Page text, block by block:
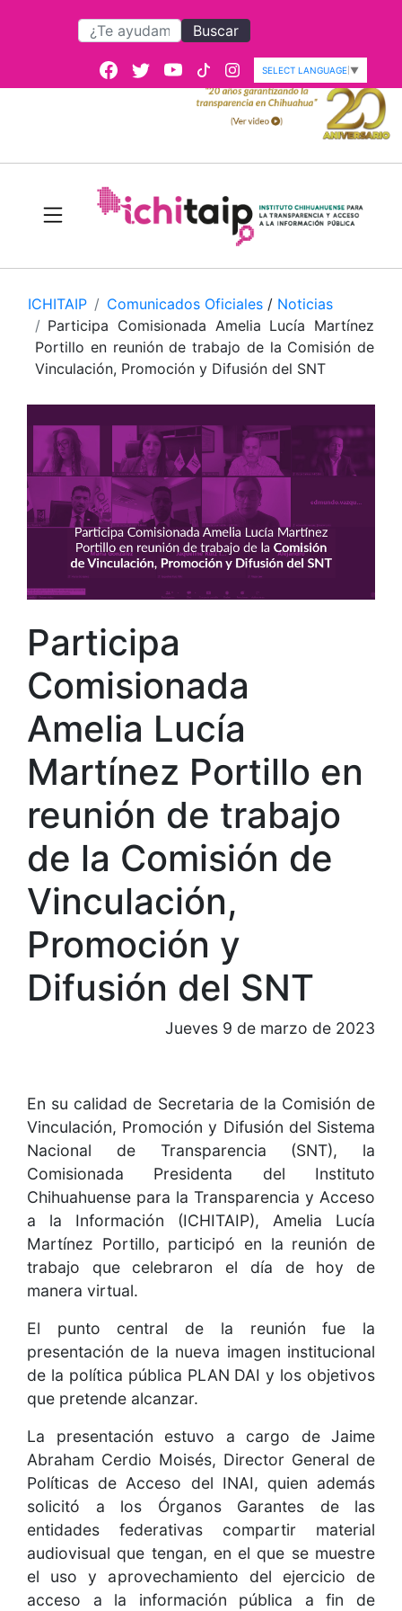
Buscar
SELECT LANGUAGE ▼
ICHITAIP Comunicados Oficiales / Noticias
Participa Comisionada Amelia Lucía Martínez
Portillo en reunión de trabajo de la Comisión de
Vinculación, Promoción y Difusión del SNT
Participa
Comisionada
Amelia Lucía
Martínez Portillo en
reunión de trabajo
de la Comisión de
Vinculación,
Promoción y
Difusión del SNT
Jueves 9 de marzo de 2023
En su calidad de Secretaria de la Comisión de
Vinculación, Promoción y Difusión del Sistema
Nacional de Transparencia (SNT), la
Comisionada Presidenta del Instituto
Chihuahuense para la Transparencia y Acceso
a la Información (ICHITAIP), Amelia Lucía
Martínez Portillo, participó en la reunión de
trabajo que celebraron el día de hoy de
manera virtual.
El punto central de la reunión fue la
presentación de la nueva imagen institucional
de la política pública PLAN DAI y los objetivos
que pretende alcanzar.
La presentación estuvo a cargo de Jaime
Abraham Cerdio Moisés, Director General de
Políticas de Acceso del INAI, quien además
solicitó a los Órganos Garantes de las
entidades federativas compartir material
audiovisual que tengan, en el que se muestre
el uso y aprovechamiento del ejercicio de
acceso a la información pública a fin de